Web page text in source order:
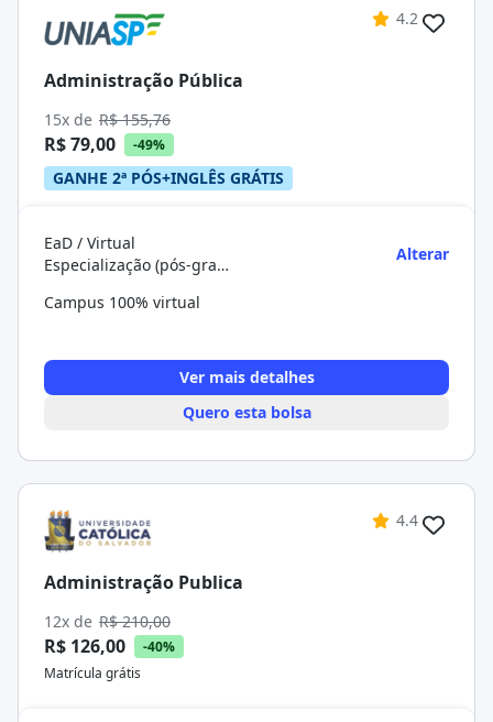
4.2
Administração Pública
15x de R$ 155,76
R$ 79,00 -49%
GANHE 2ª PÓS+INGLÊS GRÁTIS
EaD / Virtual
Especialização (pós-graduação)
Alterar
Campus 100% virtual
Ver mais detalhes
Quero esta bolsa
4.4
Administração Publica
12x de R$ 210,00
R$ 126,00
-40%
Matrícula grátis